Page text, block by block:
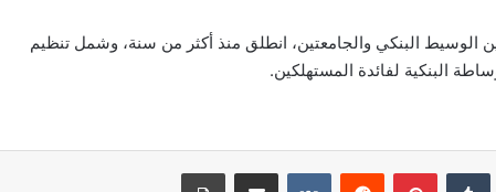
الوسيط البنكي والجامعتين، انطلق منذ أكثر من سنة، وشمل تنظيم
البنكية لفائدة المستهلكين.
بينتيريست مشاركة عبر البريد طباعة